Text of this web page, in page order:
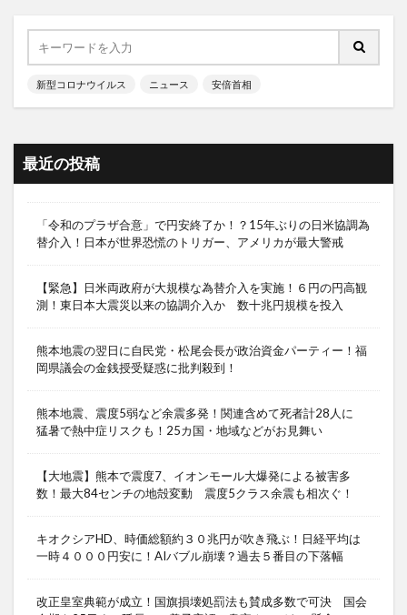
新型コロナウイルス ニュース 安倍首相
最近の投稿
「令和のプラザ合意」で円安終了か！？15年ぶりの日米協調為
替介入！日本が世界恐慌のトリガー、アメリカが最大警戒
【緊急】日米両政府が大規模な為替介入を実施！６円の円高観
測！東日本大震災以来の協調介入か 数十兆円規模を投入
熊本地震の翌日に自民党・松尾会長が政治資金パーティー！福
岡県議会の金銭授受疑惑に批判殺到！
熊本地震、震度5弱など余震多発！関連含めて死者計28人に
猛暑で熱中症リスクも！25カ国・地域などがお見舞い
【大地震】熊本で震度7、イオンモール大爆発による被害多
数！最大84センチの地殻変動 震度5クラス余震も相次ぐ！
キオクシアHD、時価総額約３０兆円が吹き飛ぶ！日経平均は
一時４０００円安に！AIバブル崩壊？過去５番目の下落幅
改正皇室典範が成立！国旗損壊処罰法も賛成多数で可決 国会